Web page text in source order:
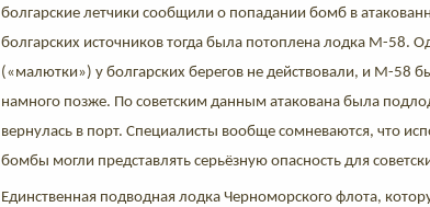
болгарские летчики сообщили о попадании бомб в
болгарских источников тогда была потоплена лодка М-58.
(«малютки») у болгарских берегов не действовали, и М-58
намного позже. По советским данным атакована была
вернулась в порт. Специалисты вообще сомневаются, что
бомбы могли представлять серьёзную опасность для
Единственная подводная лодка Черноморского флота,